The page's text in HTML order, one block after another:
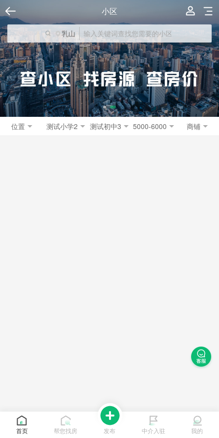
小区
乳山
位置 测试小学2 测试初中3 5000-6000 商铺
首页 帮您找房 发布 中介入驻 我的